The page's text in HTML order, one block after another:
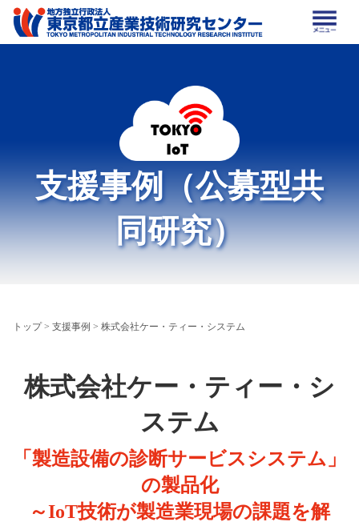
支援事例（公募型共
同研究）
トップ> 支援事例 > 株式会社ケー・ティー・システム
株式会社ケー・ティー・シ
ステム
「製造設備の診断サービスシステム」
の製品化
～IoT技術が製造業現場の課題を解